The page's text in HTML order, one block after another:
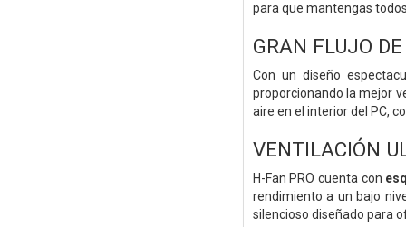
para que mantengas
GRAN FLUJO
Con un diseño
proporcionando la mejor
aire en el interior del PC,
VENTILACIÓN
H-Fan PRO cuenta con
rendimiento a un bajo
silencioso diseñado para